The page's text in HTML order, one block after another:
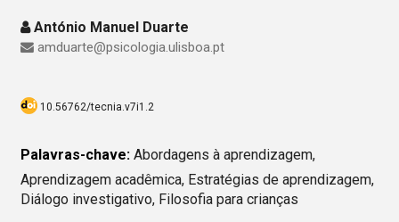
António Manuel Duarte
amduarte@psicologia.ulisboa.pt
10.56762/tecnia.v7i1.2
Palavras-chave: Abordagens à aprendizagem,
Aprendizagem acadêmica, Estratégias de aprendizagem,
Diálogo investigativo, Filosofia para crianças